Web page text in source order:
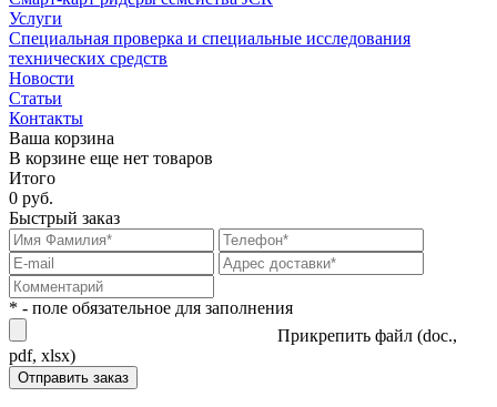
Услуги
Специальная проверка и специальные исследования
технических средств
Новости
Статьи
Контакты
Ваша корзина
В корзине еще нет товаров
Итого
0 руб.
Быстрый заказ
* - поле обязательное для заполнения
Прикрепить файл (doc.,
pdf, xlsx)